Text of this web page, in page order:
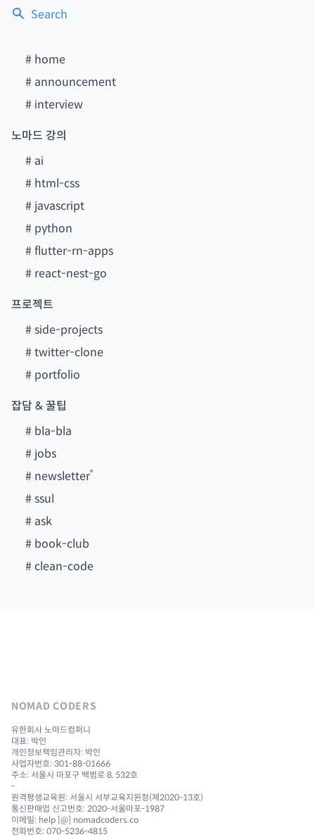
Search
# home
# announcement
# interview
노마드 강의
# ai
# html-css
# javascript
# python
#flutter-rn-apps
# react-nest-go
프로젝트
#side-projects
#twitter-clone
# portfolio
잡담 & 꿀팁
# bla-bla
# jobs
# newsletter
#ssul
# ask
# book-club
#clean-code
NOMAD CODERS
유한회사 노마드컴퍼니
대표: 박인
개인정보책임관리자: 박인
사업자번호: 301-88-01666
주소: 서울시 마포구 백범로 8, 532호
-
원격평생교육원: 서울시 서부교육지원청(제2020-13호)
통신판매업 신고번호: 2020-서울마포-1987
이메일: help [@] nomadcoders.co
전화번호: 070-5236-4815